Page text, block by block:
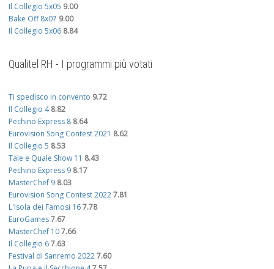
Il Collegio 5x05 9.00
Bake Off 8x07 9.00
Il Collegio 5x06 8.84
Qualitel RH - I programmi più votati
Ti spedisco in convento 9.72
Il Collegio 4 8.82
Pechino Express 8 8.64
Eurovision Song Contest 2021 8.62
Il Collegio 5 8.53
Tale e Quale Show 11 8.43
Pechino Express 9 8.17
MasterChef 9 8.03
Eurovision Song Contest 20227.81
L'Isola dei Famosi 167.78
EuroGames7.67
MasterChef 107.66
Il Collegio 67.63
Festival di Sanremo 20227.60